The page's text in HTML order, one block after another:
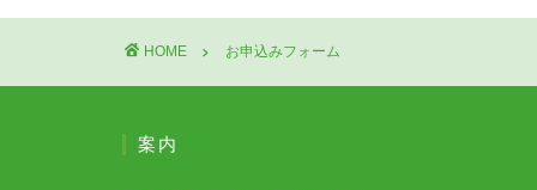
HOME お申込みフォーム
案内